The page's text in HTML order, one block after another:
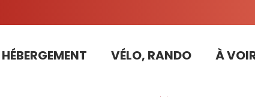
HÉBERGEMENT VÉLO, RANDO À